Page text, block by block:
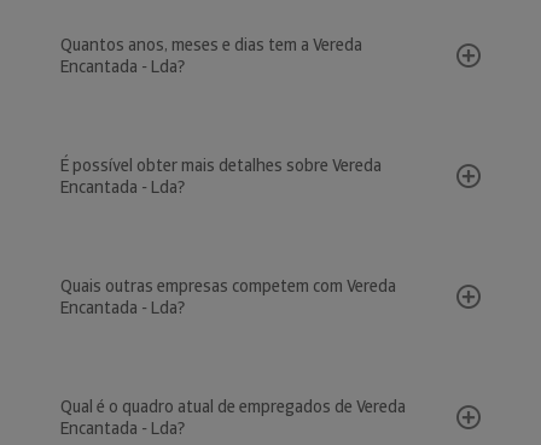
Quantos anos, meses e dias tem a Vereda
Encantada - Lda?
É possível obter mais detalhes sobre Vereda
Encantada - Lda?
Quais outras empresas competem com Vereda
Encantada - Lda?
Qual é o quadro atual de empregados de Vereda
Encantada - Lda?